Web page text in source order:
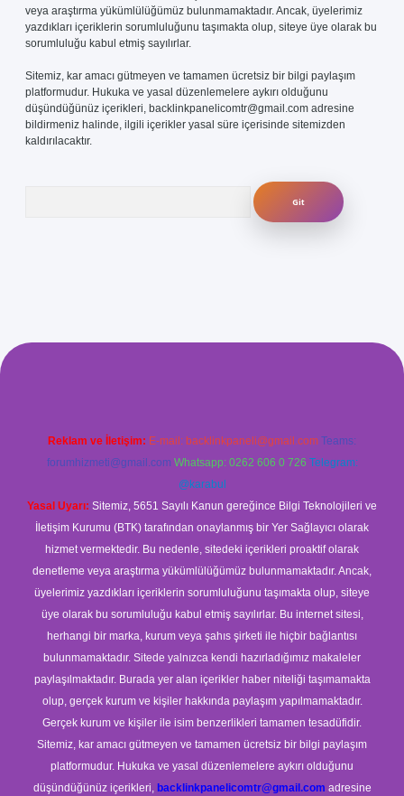
veya araştırma yükümlülüğümüz bulunmamaktadır. Ancak, üyelerimiz
yazdıkları içeriklerin sorumluluğunu taşımakta olup, siteye üye olarak bu
sorumluluğu kabul etmiş sayılırlar.
Sitemiz, kar amacı gütmeyen ve tamamen ücretsiz bir bilgi paylaşım
platformudur. Hukuka ve yasal düzenlemelere aykırı olduğunu
düşündüğünüz içerikleri, backlinkpanelicomtr@gmail.com adresine
bildirmeniz halinde, ilgili içerikler yasal süre içerisinde sitemizden
kaldırılacaktır.
Reklam ve İletişim: E-mail: backlinkpaneli@gmail.com Teams:
forumhizmeti@gmail.com Whatsapp: 0262 606 0 726 Telegram:
@karabul
Yasal Uyarı: Sitemiz, 5651 Sayılı Kanun gereğince Bilgi Teknolojileri ve
İletişim Kurumu (BTK) tarafından onaylanmış bir Yer Sağlayıcı olarak
hizmet vermektedir. Bu nedenle, sitedeki içerikleri proaktif olarak
denetleme veya araştırma yükümlülüğümüz bulunmamaktadır. Ancak,
üyelerimiz yazdıkları içeriklerin sorumluluğunu taşımakta olup, siteye
üye olarak bu sorumluluğu kabul etmiş sayılırlar. Bu internet sitesi,
herhangi bir marka, kurum veya şahıs şirketi ile hiçbir bağlantısı
bulunmamaktadır. Sitede yalnızca kendi hazırladığımız makaleler
paylaşılmaktadır. Burada yer alan içerikler haber niteliği taşımamakta
olup, gerçek kurum ve kişiler hakkında paylaşım yapılmamaktadır.
Gerçek kurum ve kişiler ile isim benzerlikleri tamamen tesadüfidir.
Sitemiz, kar amacı gütmeyen ve tamamen ücretsiz bir bilgi paylaşım
platformudur. Hukuka ve yasal düzenlemelere aykırı olduğunu
düşündüğünüz içerikleri, backlinkpanelicomtr@gmail.com adresine